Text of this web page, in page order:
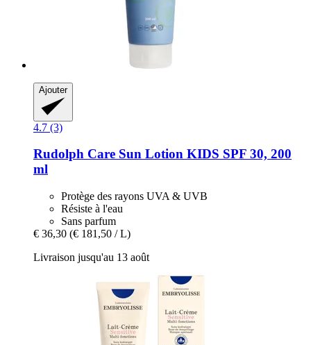
Ajouter
4.7 (3)
Rudolph Care Sun Lotion KIDS SPF 30, 200
ml
Protège des rayons UVA & UVB
Résiste à l'eau
Sans parfum
€ 36,30 (€ 181,50 / L)
Livraison jusqu'au 13 août